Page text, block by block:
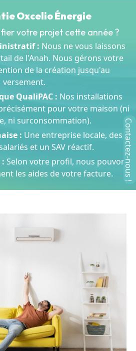
Oxcelio Énergie
votre projet cette année ?
: Nous ne vous laissons
de l'Anah. Nous gérons votre
de la création jusqu'au
versement.
QualiPAC : Nos installations
pour votre maison (ni
ni surconsommation).
: Une entreprise locale, des
et un SAV réactif.
Selon votre profil, nous pouvons
les aides de votre facture.